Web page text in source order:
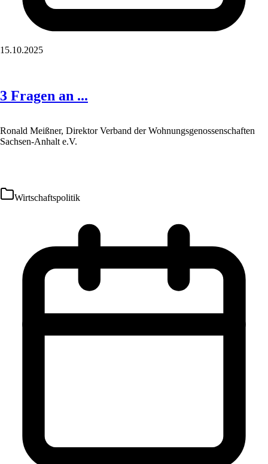
15.10.2025
3 Fragen an ...
Ronald Meißner, Direktor Verband der Wohnungsgenossenschaften
Sachsen-Anhalt e.V.
Wirtschaftspolitik